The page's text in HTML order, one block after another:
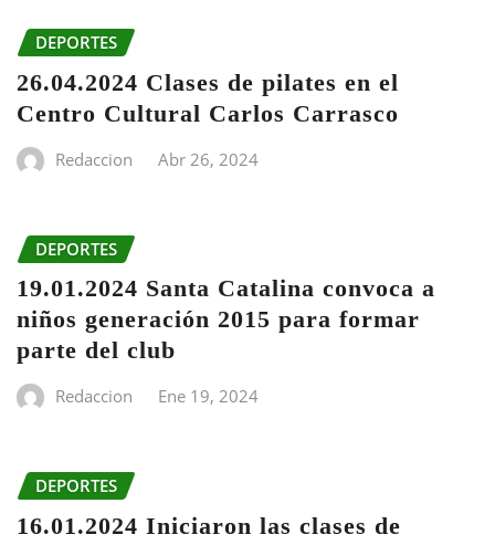
DEPORTES
26.04.2024 Clases de pilates en el
Centro Cultural Carlos Carrasco
Redaccion Abr 26, 2024
DEPORTES
19.01.2024 Santa Catalina convoca a
niños generación 2015 para formar
parte del club
Redaccion Ene 19, 2024
DEPORTES
16.01.2024 Iniciaron las clases de